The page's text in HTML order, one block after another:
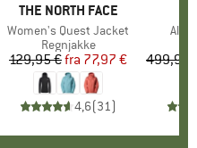
MÆRKE
THE NORTH FACE
Artikel
Women's Quest Jacket
Produktgruppe
Regnjakke
Pris
129,95 € Nedsat pris
fra 77,97 €
4,6(31)
499,95